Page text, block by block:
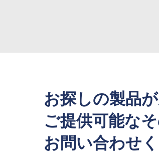
お探しの製品
ご提供可能な
お問い合わせく